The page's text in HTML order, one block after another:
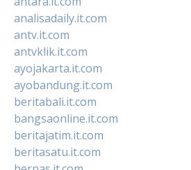
analisadaily.it.com
antv.it.com
antvklik.it.com
ayojakarta.it.com
ayobandung.it.com
beritabali.it.com
bangsaonline.it.com
beritajatim.it.com
beritasatu.it.com